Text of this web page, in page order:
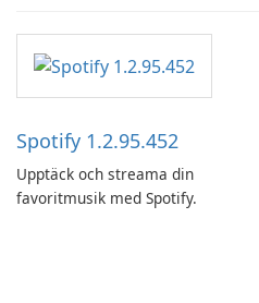
Spotify 1.2.95.452
Upptäck och streama din
favoritmusik med Spotify.